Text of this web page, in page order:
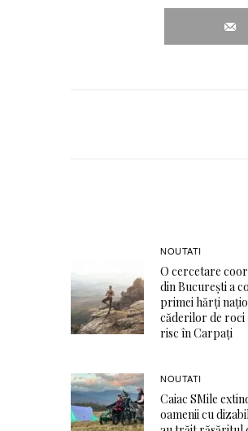
NOUTATI
O cercetare
din București a
primei hărți
căderilor de roci
risc în Carpați
NOUTATI
Caiac SMile
oamenii cu